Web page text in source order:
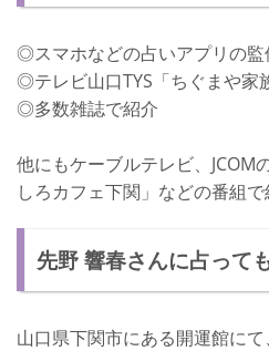
◎スマホなどの占いアプリの監
◎テレビ山口TYS「ちぐま
◎多数雑誌で紹介
他にもケーブルテレビ、JCOM
しろカフェ下関」などの番組で
先野 響春さんに占って
山口県下関市にある開運館に